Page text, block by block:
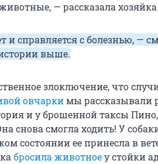
— рассказала
и справляется с болезнью, —
выше.
злоключение, что
овчаркимы рассказывали
и у брошенной таксы Пино,
снова смогла ходить! У
состоянии ее принесла в
бросила животноеу стойки